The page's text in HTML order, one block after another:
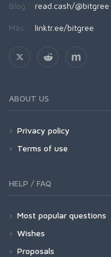
Blog: read.cash/@bitgree
Más: linktr.ee/bitgree
ABOUT US
Privacy policy
Terms of use
HELP / FAQ
Most popular questions
Wishes
Proposals